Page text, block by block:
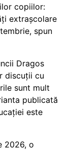
copiilor:
extrașcolare
spun
Dragos
discuții cu
sunt mult
publicată
este
2026, o